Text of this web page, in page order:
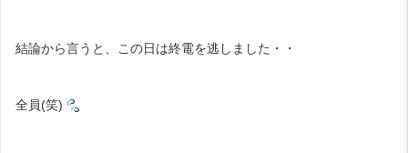
結論から言うと、この日は終電を逃しました・・
全員(笑)